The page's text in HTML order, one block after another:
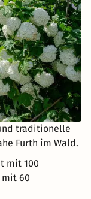
traditionelle
Furth im Wald.
mit 100
mit 60